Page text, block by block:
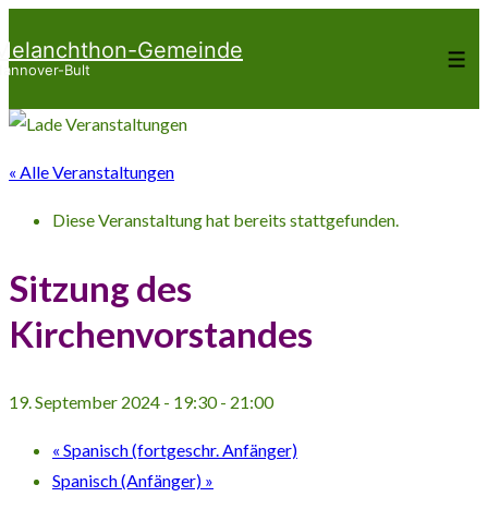
Zum
Gemeinde
Bult
« Alle Veranstaltungen
Diese Veranstaltung hat bereits stattgefunden.
Sitzung des
Kirchenvorstandes
19. September 2024 - 19:30- 21:00
« Spanisch (fortgeschr. Anfänger)
Spanisch (Anfänger) »